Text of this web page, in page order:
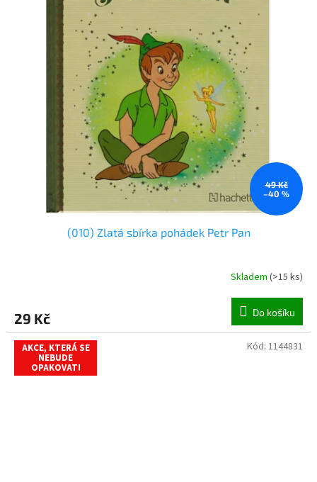
49 Kč
–40 %
(010) Zlatá sbírka pohádek Petr Pan
Skladem (>15 ks)
29 Kč Do košíku
AKCE, KTERÁ SE
NEBUDE
OPAKOVAT!
Kód: 1144831